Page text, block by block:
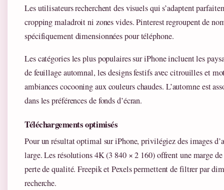
Les utilisateurs recherchent des visuels qui s’adaptent
cropping maladroit ni zones vides. Pinterest regroupent de
spécifiquement dimensionnées pour téléphone.
Les catégories les plus populaires sur iPhone incluent les
de feuillage automnal, les designs festifs avec citrouilles et
ambiances cocooning aux couleurs chaudes. L’automne est
dans les préférences de fonds d’écran.
Téléchargements optimisés
Pour un résultat optimal sur iPhone, privilégiez des images
large. Les résolutions 4K (3 840 × 2 160) offrent une marge de
perte de qualité. Freepik et Pexels permettent de filtrer par
recherche.